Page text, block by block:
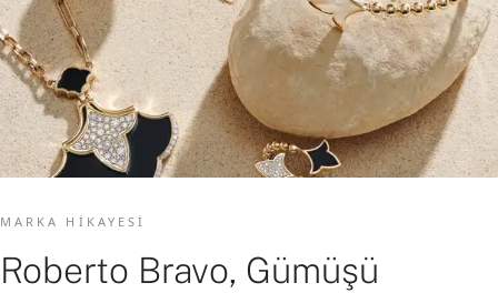
MARKA HIKAYESI
Roberto Bravo, Gümüşü